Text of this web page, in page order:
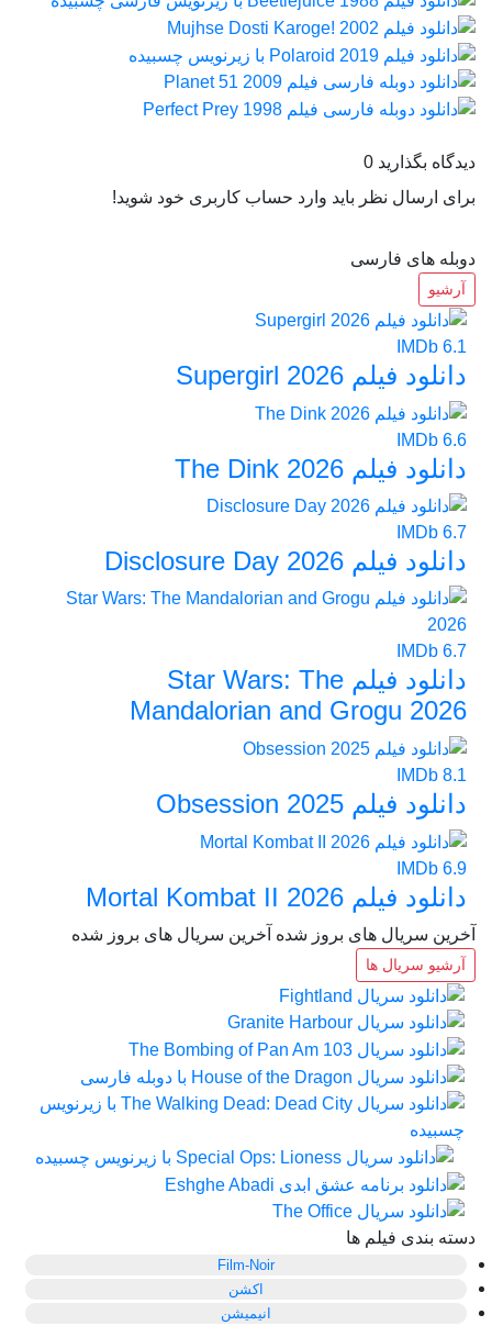
دیدگاه بگذارید 0
برای ارسال نظر باید وارد حساب کاربری خود شوید!
دوبله های فارسی
آرشیو
IMDb 6.1
دانلود فیلم Supergirl 2026
IMDb 6.6
دانلود فیلم The Dink 2026
IMDb 6.7
دانلود فیلم Disclosure Day 2026
IMDb 6.7
دانلود فیلم Star Wars: The
Mandalorian and Grogu 2026
IMDb 8.1
دانلود فیلم Obsession 2025
IMDb 6.9
دانلود فیلم Mortal Kombat II 2026
آخرین سریال های بروز شده آخرین سریال های بروز شده
آرشیو سریال ها
دسته بندی فیلم ها
Film-Noir
اکشن
انیمیشن